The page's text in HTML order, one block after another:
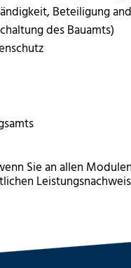
Beteiligung
des Bauamts)
Sie an allen